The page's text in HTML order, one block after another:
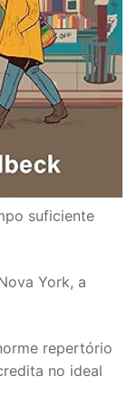
suficiente
York, a
repertório
no ideal